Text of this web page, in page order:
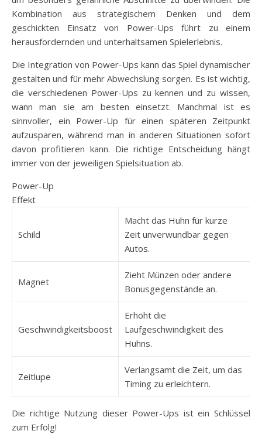
Kombination aus strategischem Denken und dem
geschickten Einsatz von Power-Ups führt zu einem
herausfordernden und unterhaltsamen Spielerlebnis.
Die Integration von Power-Ups kann das Spiel dynamischer
gestalten und für mehr Abwechslung sorgen. Es ist wichtig,
die verschiedenen Power-Ups zu kennen und zu wissen,
wann man sie am besten einsetzt. Manchmal ist es
sinnvoller, ein Power-Up für einen späteren Zeitpunkt
aufzusparen, während man in anderen Situationen sofort
davon profitieren kann. Die richtige Entscheidung hängt
immer von der jeweiligen Spielsituation ab.
Power-Up
Effekt
Schild
Macht das Huhn für kurze
Zeit unverwundbar gegen
Autos.
Magnet
Zieht Münzen oder andere
Bonusgegenstände an.
Geschwindigkeitsboost
Erhöht die
Laufgeschwindigkeit des
Huhns.
Zeitlupe
Verlangsamt die Zeit, um das
Timing zu erleichtern.
Die richtige Nutzung dieser Power-Ups ist ein Schlüssel
zum Erfolg!